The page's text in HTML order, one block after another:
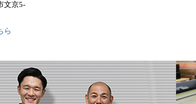
文京5-
ら